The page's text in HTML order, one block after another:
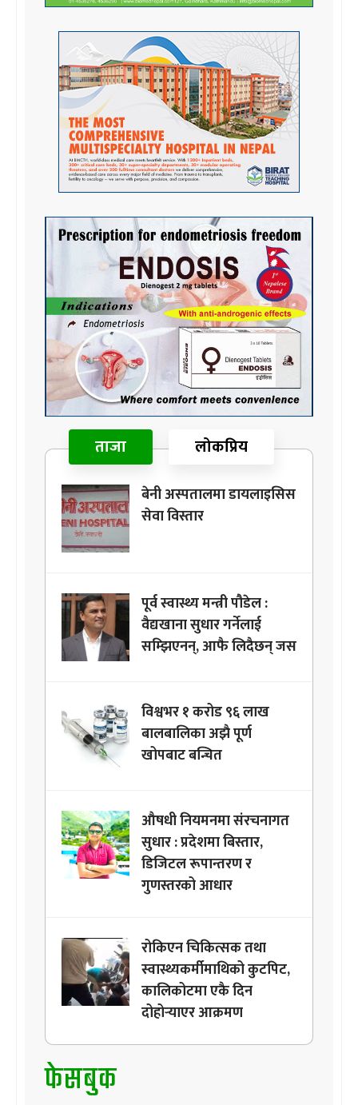
ताजा लोकप्रिय
बेनी अस्पतालमा डायलाइसिस
सेवा विस्तार
पूर्व स्वास्थ्य मन्त्री पौडेल :
वैद्यखाना सुधार गर्नेलाई
सम्झिएनन्, आफै लिदैछन् जस
विश्वभर १ करोड ९६ लाख
बालबालिका अझै पूर्ण
खोपबाट बन्चित
औषधी नियमनमा संरचनागत
सुधार : प्रदेशमा बिस्तार,
डिजिटल रूपान्तरण र
गुणस्तरको आधार
रोकिएन चिकित्सक तथा
स्वास्थ्यकर्मीमाथिको कुटपिट,
कालिकोटमा एकै दिन
दोहोर्‍याएर आक्रमण
फेसबुक